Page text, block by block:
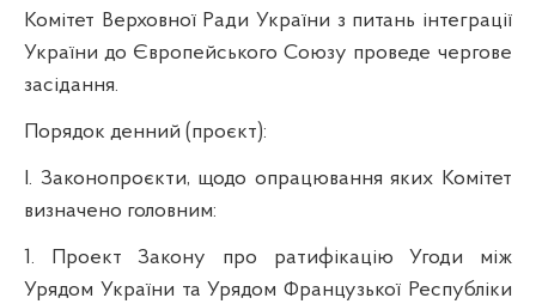
Комітет Верховної Ради України з питань інтеграції
України до Європейського Союзу проведе чергове
засідання.
Порядок денний (проєкт):
І. Законопроєкти, щодо опрацювання яких Комітет
визначено головним:
1. Проект Закону про ратифікацію Угоди між
Урядом України та Урядом Французької Республіки